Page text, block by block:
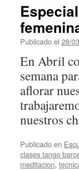
Publicado el 28/
En Abril
semana
aflorar
nuestros
Publicado en
clases tango
meditacion,